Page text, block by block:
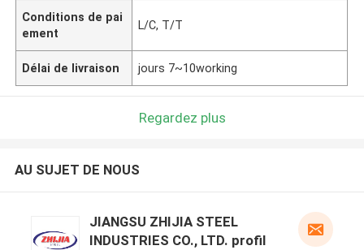
Conditions de pai
ement
L/C, T/T
Délai de livraison jours 7~10working
Regardez plus
AU SUJET DE NOUS
JIANGSU ZHIJIA STEEL
INDUSTRIES CO., LTD. profil